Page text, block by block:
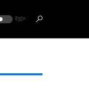
ᲛᲣᲥᲘ